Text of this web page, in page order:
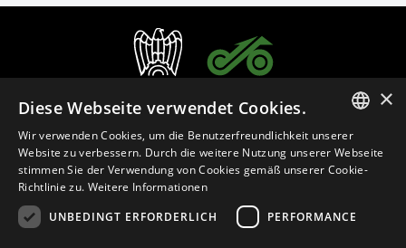
Deutsch (Österreich)
ITALIAN
ENGLISH
×
Diese Webseite verwendet Cookies.
Wir verwenden Cookies, um die Benutzerfreundlichkeit unserer
Website zu verbessern. Durch die weitere Nutzung unserer Webseite
stimmen Sie der Verwendung von Cookies gemäß unserer Cookie-
Richtlinie zu. Weitere Informationen
UNBEDINGT ERFORDERLICH
PERFORMANCE